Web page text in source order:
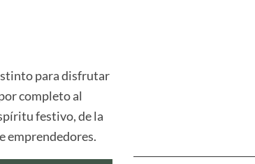
para disfrutar
completo al
festivo, de la
emprendedores.